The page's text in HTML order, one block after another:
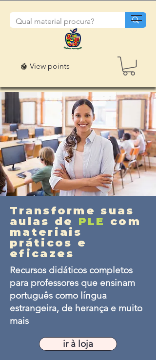
View points
Transforme suas
aulas de PLE com
materiais
práticos e
eficazes
Recursos didáticos completos
para professores que ensinam
português como língua
estrangeira, de herança e muito
mais
ir à loja